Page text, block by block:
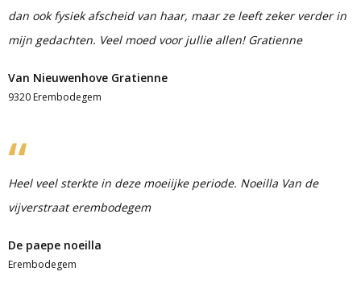
dan ook fysiek afscheid van haar, maar ze leeft zeker verder in
mijn gedachten. Veel moed voor jullie allen! Gratienne
Van Nieuwenhove Gratienne
9320 Erembodegem
Heel veel sterkte in deze moeiijke periode. Noeilla Van de
vijverstraat erembodegem
De paepe noeilla
Erembodegem